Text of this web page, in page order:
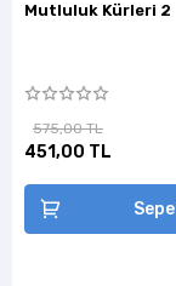
Mutluluk Kürleri 2
575,00 TL
451,00 TL